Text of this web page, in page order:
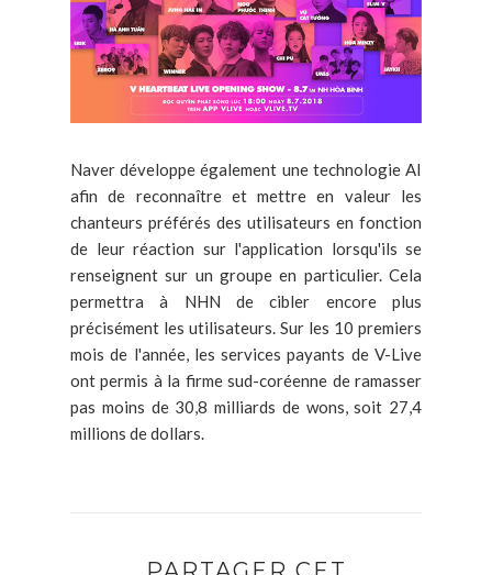
Naver développe également une technologie AI
afin de reconnaître et mettre en valeur les
chanteurs préférés des utilisateurs en fonction
de leur réaction sur l'application lorsqu'ils se
renseignent sur un groupe en particulier. Cela
permettra à NHN de cibler encore plus
précisément les utilisateurs. Sur les 10 premiers
mois de l'année, les services payants de V-Live
ont permis à la firme sud-coréenne de ramasser
pas moins de 30,8 milliards de wons, soit 27,4
millions de dollars.